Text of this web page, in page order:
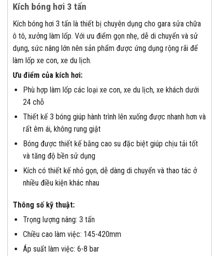
Kích bóng hơi 3 tấn
Kích bóng hơi 3 tấn là thiết bị chuyên dụng cho gara sửa chữa
ô tô, xưởng làm lốp. Với ưu điểm gọn nhẹ, dễ di chuyển và sử
dụng, sức nâng lớn nên sản phẩm được ứng dụng rộng rãi để
làm lốp xe con, xe du lịch.
Ưu điểm của kích hơi:
Phù hợp làm lốp các loại xe con, xe du lịch, xe khách dưới
24 chỗ
Thiết kế 3 bóng giúp hành trình lên xuống được nhanh hơn và
rất êm ái, không rung giật
Bóng được thiết kế bằng cao su đặc biệt giúp chịu tải tốt
và tăng độ bền sử dụng
Kích có thiết kế nhỏ gọn, dễ dàng di chuyển và thao tác ở
nhiều điều kiện khác nhau
Thông số kỹ thuật:
Trọng lượng nâng: 3 tấn
Chiều cao làm việc: 145-420mm
Áp suất làm việc: 6-8 bar